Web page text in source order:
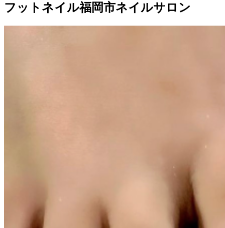
フットネイル福岡市ネイルサロン